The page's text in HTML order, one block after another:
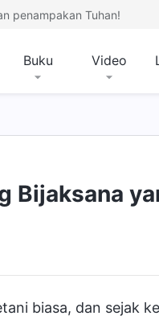
penampakan Tuhan!
Buku Video
Bijaksana
biasa, dan sejak